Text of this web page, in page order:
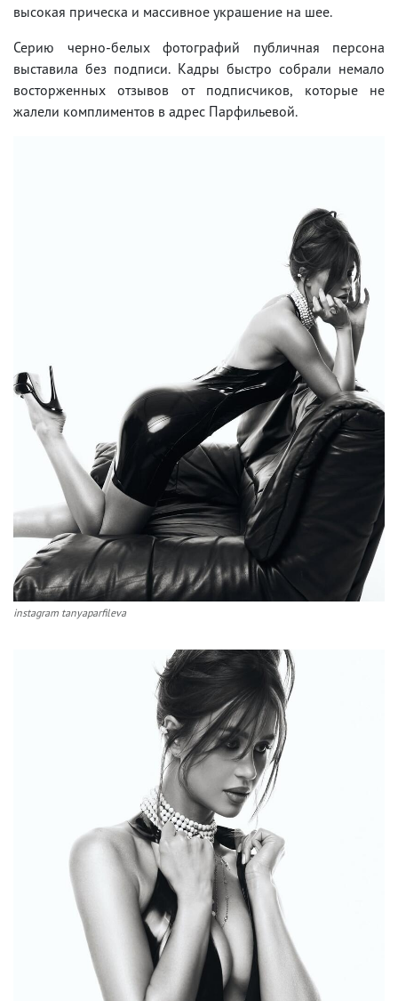
высокая прическа и массивное украшение на шее.
Серию черно-белых фотографий публичная персона
выставила без подписи. Кадры быстро собрали немало
восторженных отзывов от подписчиков, которые не
жалели комплиментов в адрес Парфильевой.
instagram tanyaparfileva